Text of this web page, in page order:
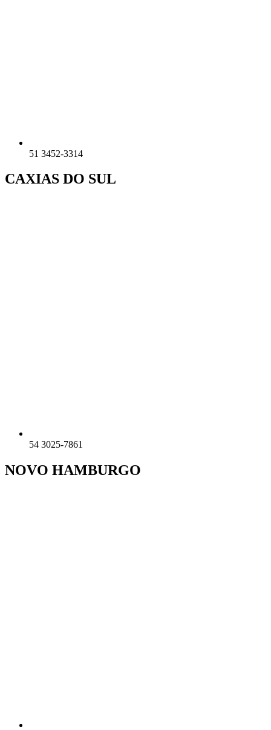
51 3452-3314
CAXIAS DO SUL
54 3025-7861
NOVO HAMBURGO